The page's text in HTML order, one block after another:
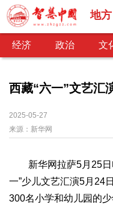
地方
经济 政治 文
经济
经济观察
政治
深化改革 依法治国 司
西藏“六一”文艺汇
2025-05-27
来源： 新华网
新华网拉萨5月25日
一”少儿文艺汇演5月24
300名小学和幼儿园的